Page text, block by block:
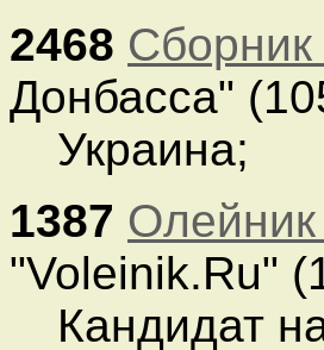
2468
Донбасса"
Украина;
1387
"Voleinik.Ru"
Кандидат